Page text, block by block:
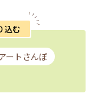
込む
ートさんぽ